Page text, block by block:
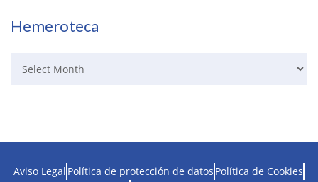
Hemeroteca
Aviso Legal Política de protección de datos Política de Cookies